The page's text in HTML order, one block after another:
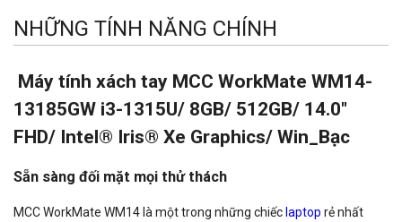
NHỮNG TÍNH NĂNG CHÍNH
Máy tính xách tay MCC WorkMate WM14-
13185GW i3-1315U/ 8GB/ 512GB/ 14.0"
FHD/ Intel® Iris® Xe Graphics/ Win_Bạc
Sẵn sàng đối mặt mọi thử thách
MCC WorkMate WM14 là một trong những chiếc laptop rẻ nhất